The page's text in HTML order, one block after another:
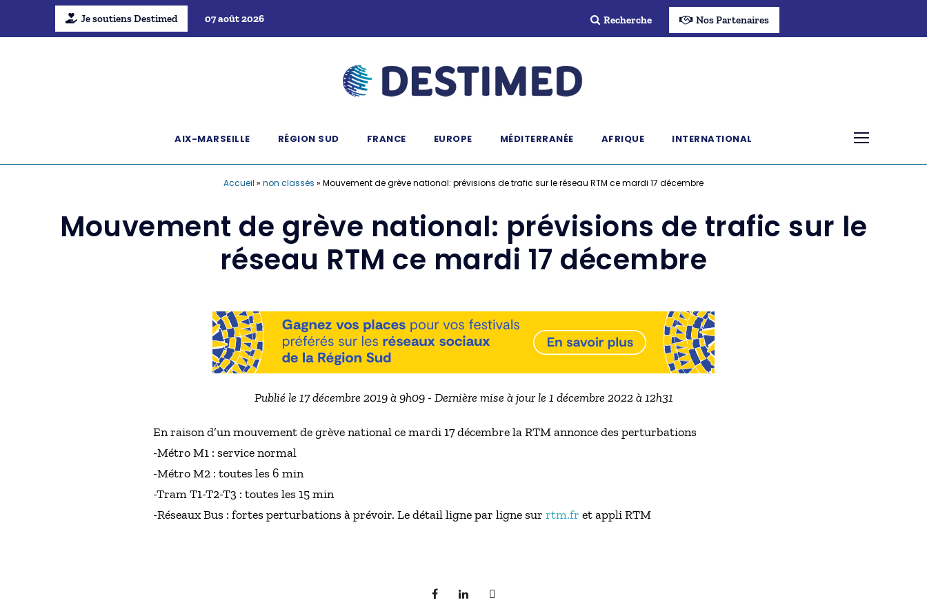
Je soutiens Destimed 07 août 2026 Recherche Nos Partenaires
AIX-MARSEILLE RÉGION SUD FRANCE EUROPE MÉDITERRANÉE AFRIQUE INTERNATIONAL
Accueil » non classés » Mouvement de grève national: prévisions de trafic sur le réseau RTM ce mardi 17 décembre
Mouvement de grève national: prévisions de trafic sur le
réseau RTM ce mardi 17 décembre
Publié le 17 décembre 2019 à 9h09 - Dernière mise à jour le 1 décembre 2022 à 12h31
En raison d’un mouvement de grève national ce mardi 17 décembre la RTM annonce des perturbations
-Métro M1 : service normal
-Métro M2 : toutes les 6 min
-Tram T1-T2-T3 : toutes les 15 min
-Réseaux Bus : fortes perturbations à prévoir. Le détail ligne par ligne sur rtm.fr et appli RTM